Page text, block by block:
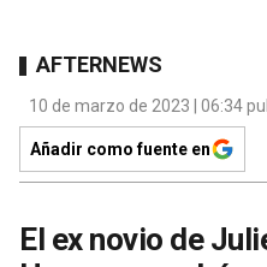
AFTERNEWS
10 de marzo de 2023 | 06:34
Añadir como fuente en
El ex novio de